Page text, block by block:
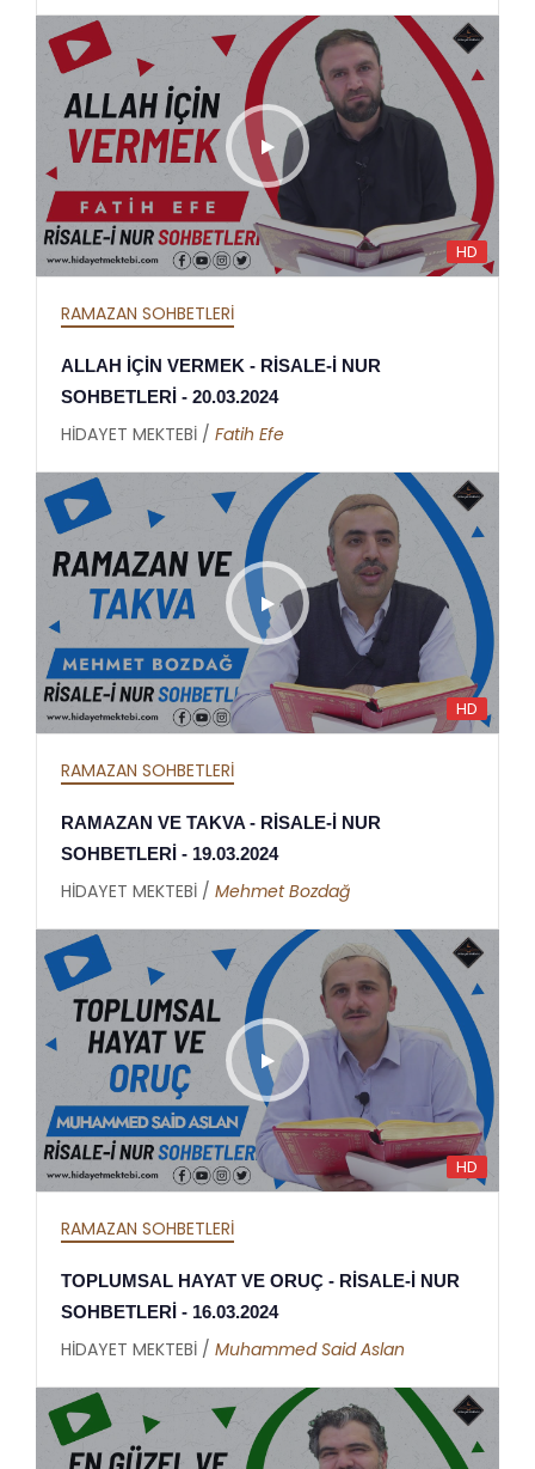
HD
RAMAZAN SOHBETLERİ
ALLAH İÇİN VERMEK - RİSALE-İ NUR
SOHBETLERİ - 20.03.2024
HİDAYET MEKTEBİ / Fatih Efe
HD
RAMAZAN SOHBETLERİ
RAMAZAN VE TAKVA - RİSALE-İ NUR
SOHBETLERİ - 19.03.2024
HİDAYET MEKTEBİ / Mehmet Bozdağ
HD
RAMAZAN SOHBETLERİ
TOPLUMSAL HAYAT VE ORUÇ - RİSALE-İ NUR
SOHBETLERİ - 16.03.2024
HİDAYET MEKTEBİ / Muhammed Said Aslan